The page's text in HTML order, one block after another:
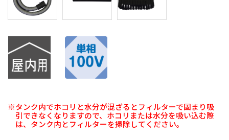
※タンク内でホコリと水分が混ざるとフィルターで固まり吸
引できなくなりますので、ホコリまたは水分を吸い込む際
は、タンク内とフィルターを掃除してください。